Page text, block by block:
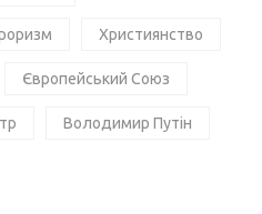
Християнство
Європейський Союз
Володимир Путін